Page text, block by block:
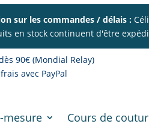
sur les commandes / délais :
en stock continuent d'être
90€ (Mondial Relay)
avec PayPal
mesure Cours de